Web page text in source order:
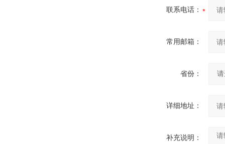
联系电话：
常用邮箱：
省份：
详细地址：
补充说明：